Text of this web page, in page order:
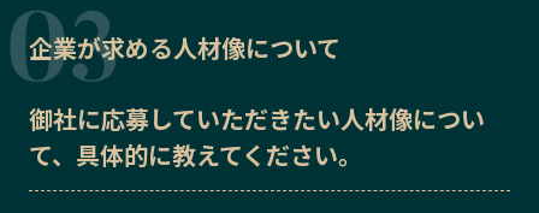
企業が求める人材像について
御社に応募していただきたい人材像につい
て、具体的に教えてください。